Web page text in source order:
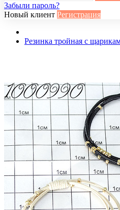
Забыли пароль?
Новый клиент Регистрация
Резинка тройная с